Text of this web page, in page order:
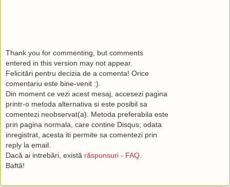
Thank you for commenting, but comments
entered in this version may not appear.
Felicitări pentru decizia de a comenta! Orice
comentariu este bine-venit :).
Din moment ce vezi acest mesaj, accesezi pagina
printr-o metoda alternativa si este posibil sa
comentezi neobservat(a). Metoda preferabila este
prin pagina normala, care contine Disqus; odata
inregistrat, acesta iti permite sa comentezi prin
reply la email.
Dacă ai intrebări, există răspunsuri - FAQ
Baftă!